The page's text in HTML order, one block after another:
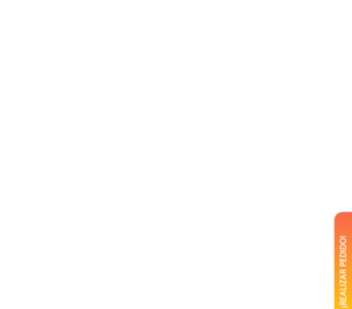
¡REALIZAR PEDIDO!